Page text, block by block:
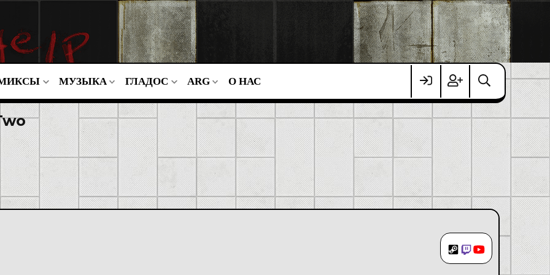
МУЗЫКА ГЛАДОС ARG О НАС